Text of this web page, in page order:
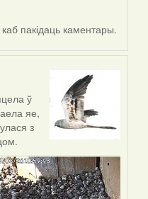
каб пакідаць каментары.
ў
яе,
з